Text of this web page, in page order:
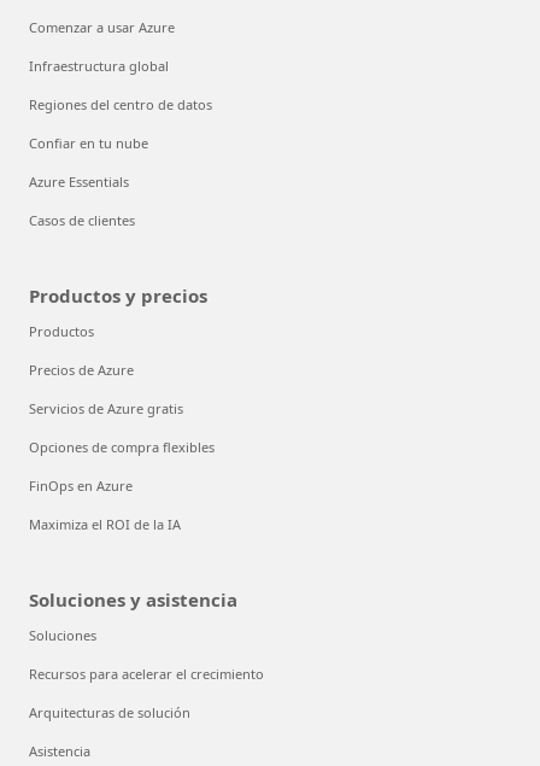
Comenzar a usar Azure
Infraestructura global
Regiones del centro de datos
Confiar en tu nube
Azure Essentials
Casos de clientes
Productos y precios
Productos
Precios de Azure
Servicios de Azure gratis
Opciones de compra flexibles
FinOps en Azure
Maximiza el ROI de la IA
Soluciones y asistencia
Soluciones
Recursos para acelerar el crecimiento
Arquitecturas de solución
Asistencia